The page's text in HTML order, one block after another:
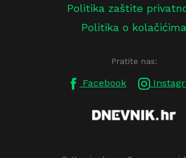
Politika zaštite
Politika o kolačićima
Pratite nas:
Facebook